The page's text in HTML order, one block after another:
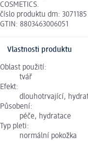
COSMETICS.
číslo produktu dm: 3071185
GTIN: 8803463006051
Vlastnosti produktu
Oblast použití:
tvář
Efekt:
dlouhotrvající,
Působení:
péče, hydratace
Typ pleti:
normální pokožka